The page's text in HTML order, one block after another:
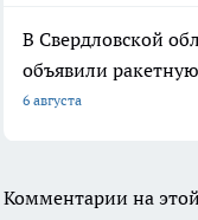
В Свердловской
объявили
6 августа
Комментарии на